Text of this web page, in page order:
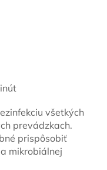
všetkých
prevádzkach.
prispôsobiť
mikrobiálnej